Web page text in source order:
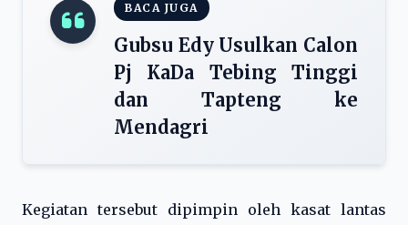
BACA JUGA
Gubsu Edy Usulkan Calon
Pj KaDa Tebing Tinggi
dan Tapteng ke
Mendagri
Kegiatan tersebut dipimpin oleh kasat lantas